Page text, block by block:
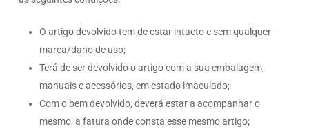
O artigo devolvido tem de estar intacto e sem qualquer
marca/dano de uso;
Terá de ser devolvido o artigo com a sua embalagem,
manuais e acessórios, em estado imaculado;
Com o bem devolvido, deverá estar a acompanhar o
mesmo, a fatura onde consta esse mesmo artigo;